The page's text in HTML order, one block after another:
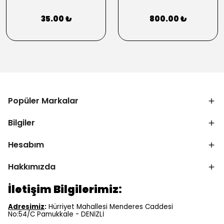
35.00 ₺ 800.00 ₺
Popüler Markalar
Bilgiler
Hesabım
Hakkımızda
İletişim Bilgilerimiz:
Adresimiz: Hürriyet Mahallesi Menderes Caddesi
No:54/C Pamukkale - DENİZLİ